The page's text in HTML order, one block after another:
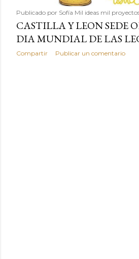
Publicado por Sofía Mil ideas mil
CASTILLA Y LEON SEDE
DIA MUNDIAL DE LAS
Compartir Publicar un comentario